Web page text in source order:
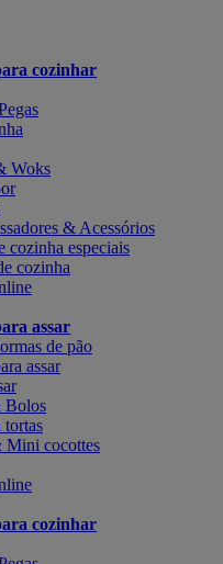
cozinhar
Woks
& Acessórios
cozinha especiais
cozinha
assar
de pão
assar
Bolos
tortas
Mini cocottes
cozinhar